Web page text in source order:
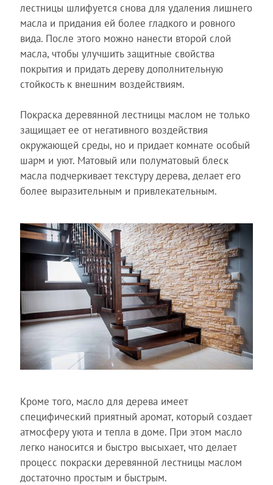
лестницы шлифуется снова для удаления лишнего
масла и придания ей более гладкого и ровного
вида. После этого можно нанести второй слой
масла, чтобы улучшить защитные свойства
покрытия и придать дереву дополнительную
стойкость к внешним воздействиям.
Покраска деревянной лестницы маслом не только
защищает ее от негативного воздействия
окружающей среды, но и придает комнате особый
шарм и уют. Матовый или полуматовый блеск
масла подчеркивает текстуру дерева, делает его
более выразительным и привлекательным.
Кроме того, масло для дерева имеет
специфический приятный аромат, который создает
атмосферу уюта и тепла в доме. При этом масло
легко наносится и быстро высыхает, что делает
процесс покраски деревянной лестницы маслом
достаточно простым и быстрым.